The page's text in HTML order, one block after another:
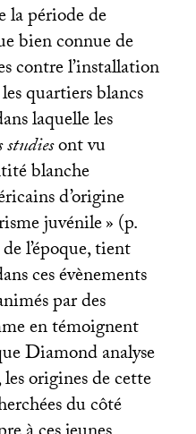
la période de
bien connue de
contre l’installation
quartiers blancs
laquelle les
ont vu
blanche
d’origine
juvénile» (p.
l’époque, tient
ces évènements
par des
en témoignent
Diamond analyse
origines de cette
du côté